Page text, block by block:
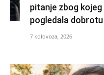
pitanje zbog
pogledala dobrotu
7 kolovoza, 2026